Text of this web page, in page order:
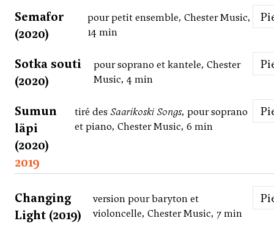
Semafor
(2020)
pour petit ensemble, Chester Music,
14 min
Sotka souti
(2020)
pour soprano et kantele, Chester
Music, 4 min
Sumun
läpi
(2020)
tiré desSaarikoski Songs, pour soprano
et piano, Chester Music, 6 min
2019
Changing
Light (2019)
version pour baryton et
violoncelle, Chester Music, 7 min